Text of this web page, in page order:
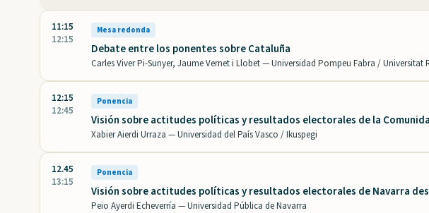
11:15
12:15
Mesa redonda
Debate entre los ponentes sobre Cataluña
Carles Viver Pi-Sunyer, Jaume Vernet i Llobet —Universidad Pompeu Fabra / Universitat
12:15
12:45
Ponencia
Visión sobre actitudes políticas y resultados electorales de la
Xabier Aierdi Urraza —Universidad del País Vasco / Ikuspegi
12.45
13:15
Ponencia
Visión sobre actitudes políticas y resultados electorales de Navarra
Peio Ayerdi Echeverría —Universidad Pública de Navarra